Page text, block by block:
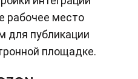
рабочее место
для публикации
площадке.